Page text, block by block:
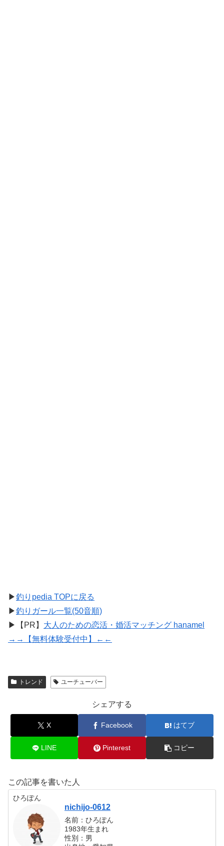
▶釣りpedia TOPに戻る
▶釣りガール一覧(50音順)
▶【PR】 大人のための恋活・婚活マッチング hanamel
→→【無料体験受付中】←←
トレンド ユーチューバー
シェアする
X Facebook はてブ
LINE Pinterest コピー
この記事を書いた人
ひろぽん
nichijo-0612
名前：ひろぽん
1983年生まれ
性別：男